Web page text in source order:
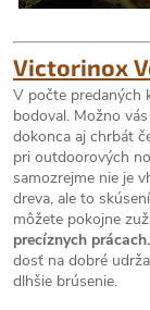
Victorinox
V počte predaných
bodoval. Možno
dokonca aj chrbát
pri outdoorových
samozrejme nie je
dreva, ale to
môžete pokojne
precíznych prácach.
dosť na dobré
dlhšie brúsenie.